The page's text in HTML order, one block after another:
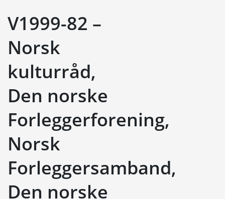
V1999-82 –
Norsk
kulturråd,
Den norske
Forleggerforening,
Norsk
Forleggersamband,
Den norske